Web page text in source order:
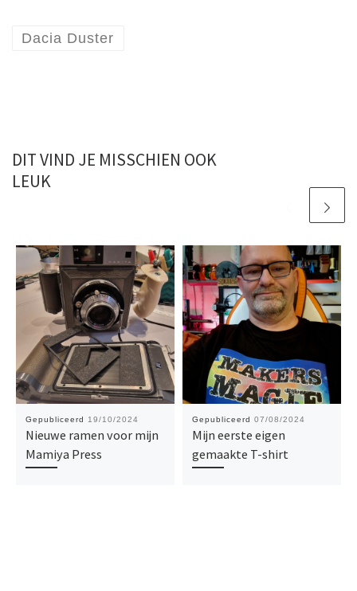
Dacia Duster
DIT VIND JE MISSCHIEN OOK
LEUK
Gepubliceerd 19/10/2024
Nieuwe ramen voor mijn
Mamiya Press
Gepubliceerd 07/08/2024
Mijn eerste eigen
gemaakte T-shirt